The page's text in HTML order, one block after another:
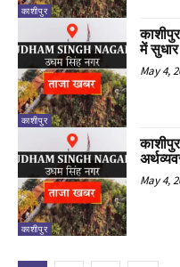
काशीपुर
काशीपुर
में सुधार
May 4,
काशीपुर
May 4,